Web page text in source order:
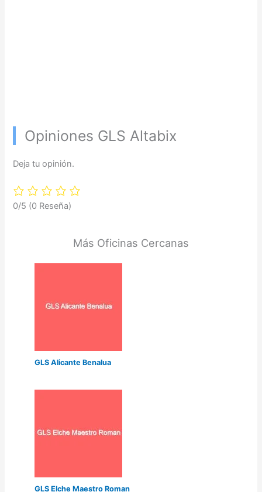
Opiniones GLS Altabix
Deja tu opinión.
0/5 (0 Reseña)
Más Oficinas Cercanas
GLS Alicante Benalua
GLS Elche Maestro Roman